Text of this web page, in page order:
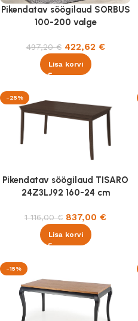
Pikendatav söögilaud SORBUS
100-200 valge
497,20€ 422,62 €
Lisa korvi
-25%
Pikendatav söögilaud TISARO
24Z3LJ92 160-24 cm
1 116,00€ 837,00 €
Lisa korvi
-15%